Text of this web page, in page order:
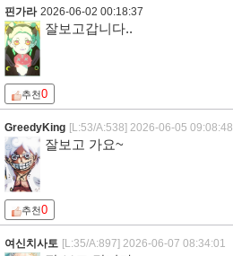
핀가라 2026-06-02 00:18:37
잘보고갑니다..
추천0
GreedyKing [L:53/A:538] 2026-06-05 09:08:48
잘보고 가요~
추천0
여신치사토 [L:35/A:897] 2026-06-07 08:34:01